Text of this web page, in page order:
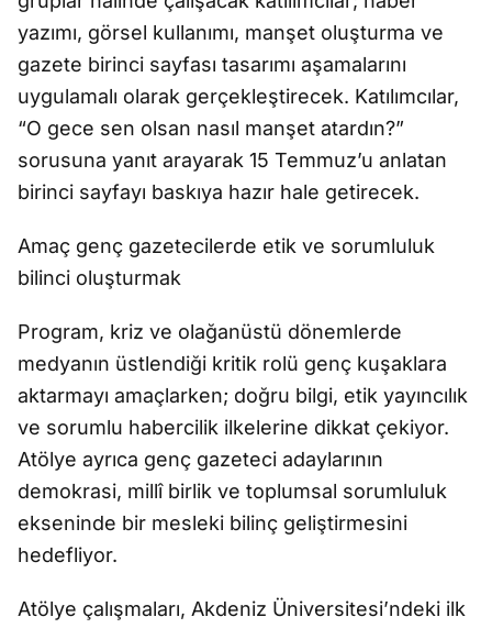
yazımı, görsel kullanımı, manşet oluşturma ve
gazete birinci sayfası tasarımı aşamalarını
uygulamalı olarak gerçekleştirecek. Katılımcılar,
“O gece sen olsan nasıl manşet atardın?”
sorusuna yanıt arayarak 15 Temmuz’u anlatan
birinci sayfayı baskıya hazır hale getirecek.
Amaç genç gazetecilerde etik ve sorumluluk
bilinci oluşturmak
Program, kriz ve olağanüstü dönemlerde
medyanın üstlendiği kritik rolü genç kuşaklara
aktarmayı amaçlarken; doğru bilgi, etik yayıncılık
ve sorumlu habercilik ilkelerine dikkat çekiyor.
Atölye ayrıca genç gazeteci adaylarının
demokrasi, millî birlik ve toplumsal sorumluluk
ekseninde bir mesleki bilinç geliştirmesini
hedefliyor.
Atölye çalışmaları, Akdeniz Üniversitesi’ndeki ilk